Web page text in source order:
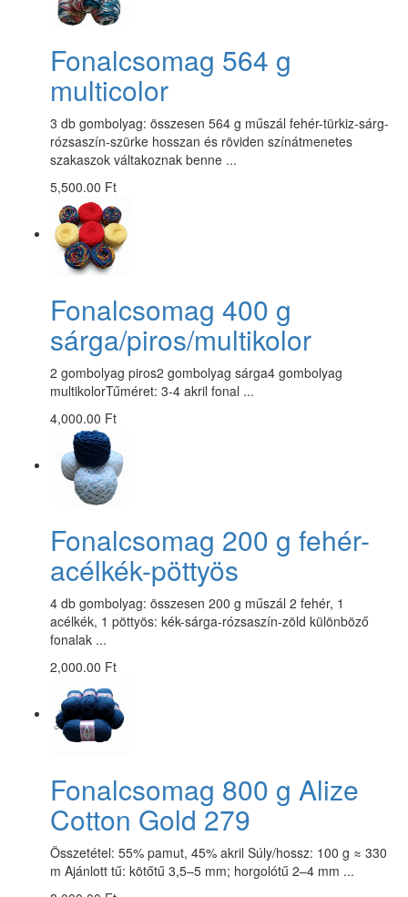
Fonalcsomag 564 g
multicolor
3 db gombolyag: összesen 564 g műszál fehér-türkiz-sárg-
rózsaszín-szürke hosszan és röviden színátmenetes
szakaszok váltakoznak benne ...
5,500.00 Ft
Fonalcsomag 400 g
sárga/piros/multikolor
2 gombolyag piros2 gombolyag sárga4 gombolyag
multikolorTűméret: 3-4 akril fonal ...
4,000.00 Ft
Fonalcsomag 200 g fehér-
acélkék-pöttyös
4 db gombolyag: összesen 200 g műszál 2 fehér, 1
acélkék, 1 pöttyös: kék-sárga-rózsaszín-zöld különböző
fonalak ...
2,000.00 Ft
Fonalcsomag 800 g Alize
Cotton Gold 279
Összetétel: 55% pamut, 45% akril Súly/hossz: 100 g ≈ 330
m Ajánlott tű: kötőtű 3,5–5 mm; horgolótű 2–4 mm ...